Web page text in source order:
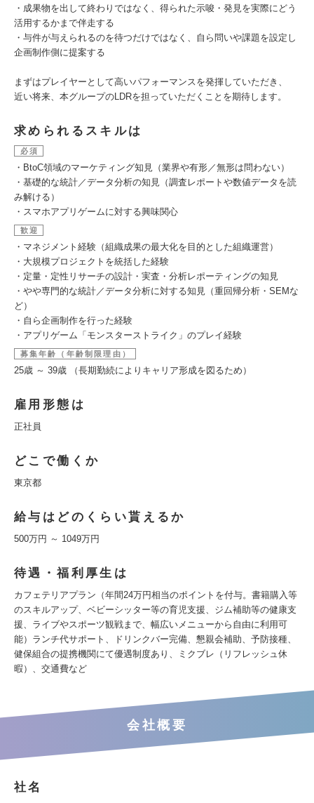
・成果物を出して終わりではなく、得られた示唆・発見を実際にどう
活用するかまで伴走する
・与件が与えられるのを待つだけではなく、自ら問いや課題を設定し
企画制作側に提案する
まずはプレイヤーとして高いパフォーマンスを発揮していただき、
近い将来、本グループのLDRを担っていただくことを期待します。
求められるスキルは
必須
・BtoC領域のマーケティング知見（業界や有形／無形は問わない）
・基礎的な統計／データ分析の知見（調査レポートや数値データを読
み解ける）
・スマホアプリゲームに対する興味関心
歓迎
・マネジメント経験（組織成果の最大化を目的とした組織運営）
・大規模プロジェクトを統括した経験
・定量・定性リサーチの設計・実査・分析レポーティングの知見
・やや専門的な統計／データ分析に対する知見（重回帰分析・SEMな
ど）
・自ら企画制作を行った経験
・アプリゲーム「モンスターストライク」のプレイ経験
募集年齢（年齢制限理由）
25歳 ～ 39歳 （長期勤続によりキャリア形成を図るため）
雇用形態は
正社員
どこで働くか
東京都
給与はどのくらい貰えるか
500万円 ～ 1049万円
待遇・福利厚生は
カフェテリアプラン（年間24万円相当のポイントを付与。書籍購入等
のスキルアップ、ベビーシッター等の育児支援、ジム補助等の健康支
援、ライブやスポーツ観戦まで、幅広いメニューから自由に利用可
能）ランチ代サポート、ドリンクバー完備、懇親会補助、予防接種、
健保組合の提携機関にて優遇制度あり、ミクブレ（リフレッシュ休
暇）、交通費など
会社概要
社名